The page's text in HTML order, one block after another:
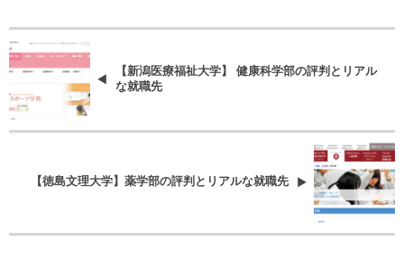
【新潟医療福祉大学】 健康科学部の評判とリアル
な就職先
【徳島文理大学】薬学部の評判とリアルな就職先